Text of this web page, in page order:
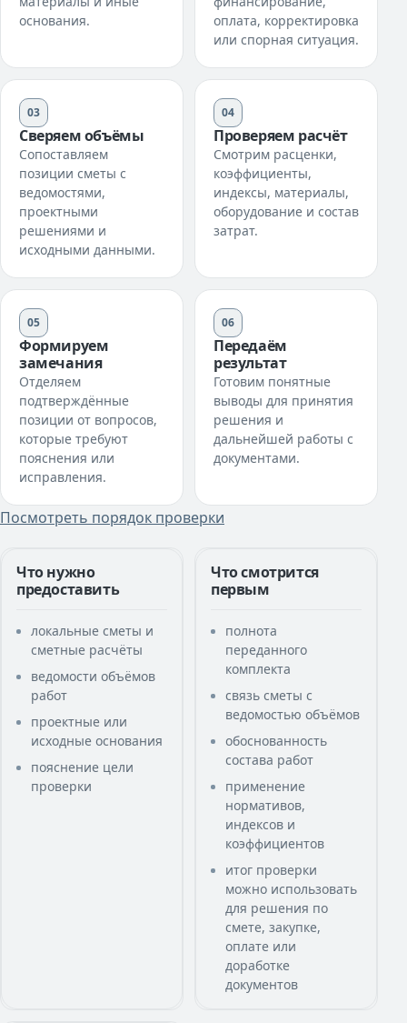
основания.
оплата, корректировка
или спорная ситуация.
03
Сверяем объёмы
Сопоставляем
позиции сметы с
ведомостями,
проектными
решениями и
исходными данными.
04
Проверяем расчёт
Смотрим расценки,
коэффициенты,
индексы, материалы,
оборудование и состав
затрат.
05
Формируем
замечания
Отделяем
подтверждённые
позиции от вопросов,
которые требуют
пояснения или
исправления.
06
Передаём
результат
Готовим понятные
выводы для принятия
решения и
дальнейшей работы с
документами.
Посмотреть порядок проверки
Что нужно
предоставить
локальные сметы и
сметные расчёты
ведомости объёмов
работ
проектные или
исходные основания
пояснение цели
проверки
Что смотрится
первым
полнота
переданного
комплекта
связь сметы с
ведомостью объёмов
обоснованность
состава работ
применение
нормативов,
индексов и
коэффициентов
итог проверки
можно использовать
для решения по
смете, закупке,
оплате или
доработке
документов